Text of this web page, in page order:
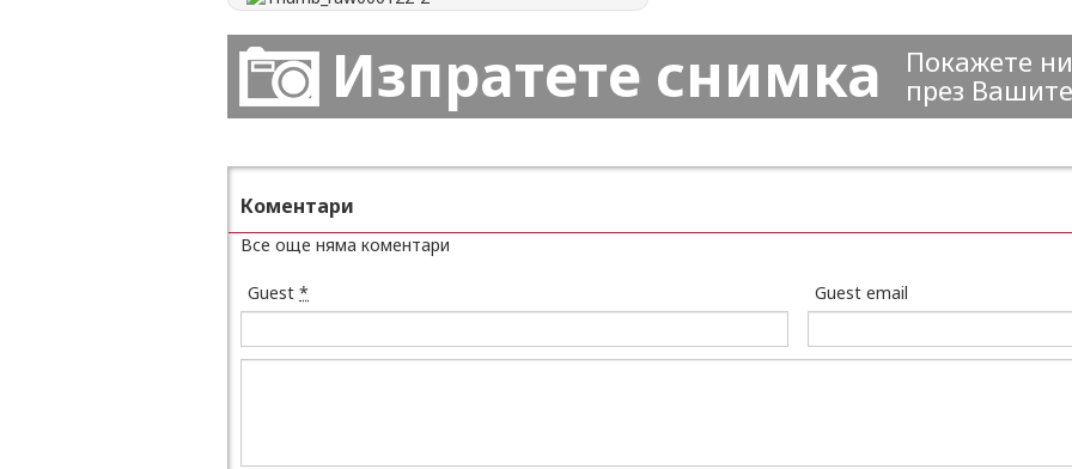
Изпратете снимка
Покажете
през
Коментари
Все още няма коментари
Guest * Guest email